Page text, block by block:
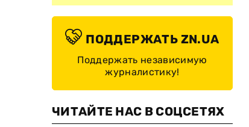
ПОДДЕРЖАТЬ ZN.UA
Поддержать независимую
журналистику!
ЧИТАЙТЕ НАС В СОЦСЕТЯХ